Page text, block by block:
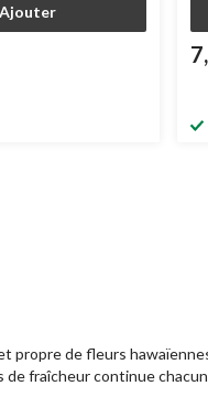
Ajouter
propre de fleurs
fraîcheur continue